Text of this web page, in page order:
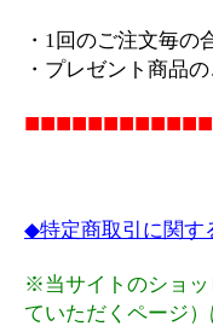
・1回のご注文毎の
・プレゼント商品
◆特定商取引に関す
※当サイトのショッ
ていただくページ）